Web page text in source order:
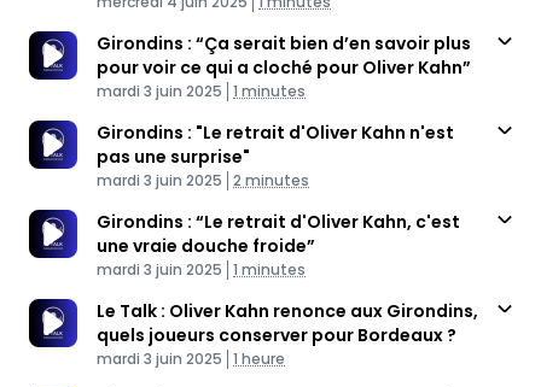
Girondins : “Ça serait bien d’en savoir plus
pour voir ce qui a cloché pour Oliver Kahn”
Published At
mardi 3 juin 2025 Time
1 minutes
Girondins : "Le retrait d'Oliver Kahn n'est
pas une surprise"
Published At
mardi 3 juin 2025 Time
2 minutes
Girondins : “Le retrait d'Oliver Kahn, c'est
une vraie douche froide”
Published At
mardi 3 juin 2025 Time
1 minutes
Le Talk : Oliver Kahn renonce aux Girondins,
quels joueurs conserver pour Bordeaux ?
Published At
mardi 3 juin 2025 Time
1 heure